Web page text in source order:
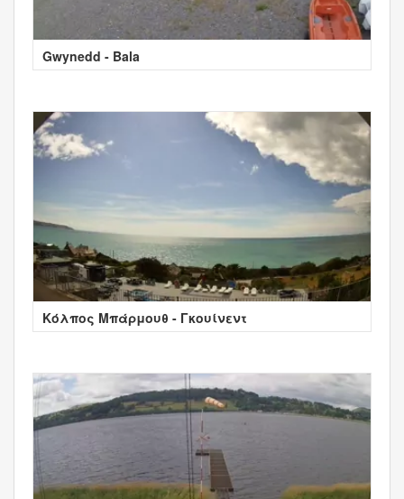
Gwynedd - Bala
Κόλπος Μπάρμουθ - Γκουίνεντ